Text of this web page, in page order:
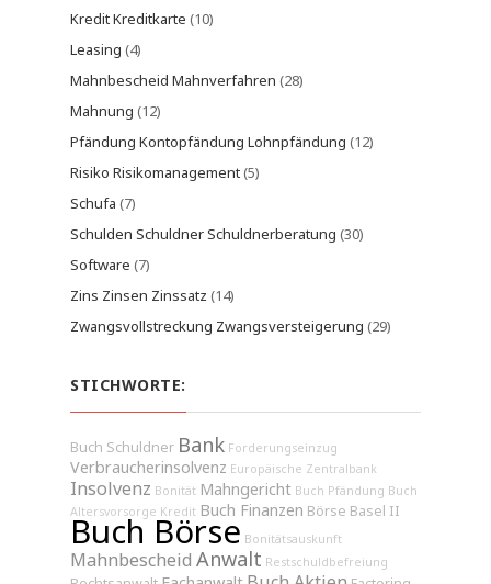
Kredit Kreditkarte (10)
Leasing (4)
Mahnbescheid Mahnverfahren (28)
Mahnung (12)
Pfändung Kontopfändung Lohnpfändung (12)
Risiko Risikomanagement(5)
Schufa (7)
Schulden Schuldner Schuldnerberatung (30)
Software (7)
Zins Zinsen Zinssatz (14)
Zwangsvollstreckung Zwangsversteigerung (29)
STICHWORTE:
Buch Schuldner Bank Forderungseinzug
Verbraucherinsolvenz Europäische Zentralbank
Insolvenz Bonität Mahngericht Buch Pfändung Buch
Altersvorsorge Kredit Buch Finanzen Börse Basel II
Buch Börse Bonitätsauskunft
Mahnbescheid Anwalt Restschuldbefreiung